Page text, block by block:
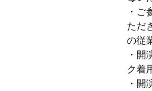
・
ただ
の従
・
ク着
・開